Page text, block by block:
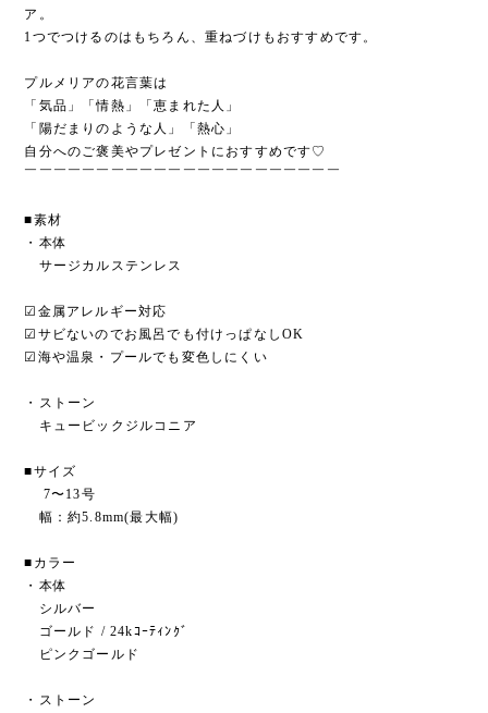
ア。
1つでつけるのはもちろん、重ねづけもおすすめです。
プルメリアの花言葉は
「気品」「情熱」「恵まれた人」
「陽だまりのような人」「熱心」
自分へのご褒美やプレゼントにおすすめです♡
￣￣￣￣￣￣￣￣￣￣￣￣￣￣￣￣￣￣￣￣￣￣
■素材
・本体
サージカルステンレス
☑︎金属アレルギー対応
☑︎サビないのでお風呂でも付けっぱなしOK
☑︎海や温泉・プールでも変色しにくい
・ストーン
キュービックジルコニア
■サイズ
7〜13号
幅：約5.8mm(最大幅)
■カラー
・本体
シルバー
ゴールド / 24kｺｰﾃｨﾝｸﾞ
ピンクゴールド
・ストーン